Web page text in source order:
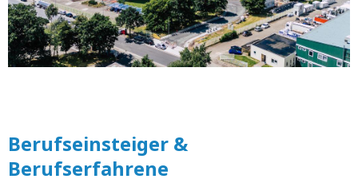
Berufseinsteiger &
Berufserfahrene